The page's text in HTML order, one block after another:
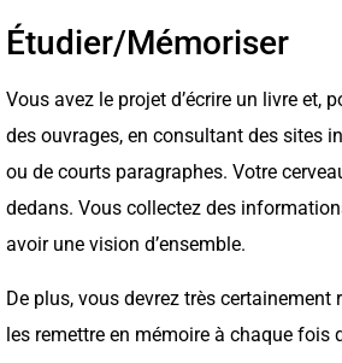
Étudier/Mémoriser
Vous avez le projet d’écrire un livre et,
des ouvrages, en consultant des sites
ou de courts paragraphes. Votre
dedans. Vous collectez des
avoir une vision d’ensemble.
De plus, vous devrez très
les remettre en mémoire à chaque fois